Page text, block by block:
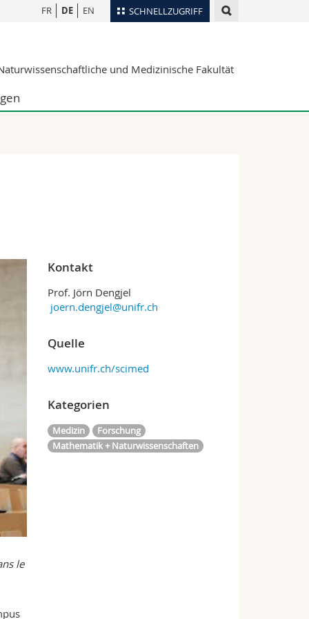
SCHNELLZUGRIFF
Ortsplan
Webmail
FR DE EN
und Medizinische Fakultät
le
Kontakt
Prof. Jörn Dengjel
joern.dengjel@unifr.ch
Quelle
www.unifr.ch/scimed
Kategorien
Medizin
Forschung
Mathematik + Naturwissenschaften